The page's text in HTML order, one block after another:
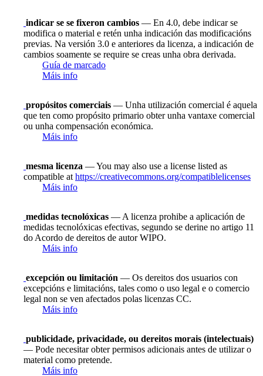
indicar se se fixeron cambios — En 4.0, debe indicar se
modifica o material e retén unha indicación das modificacións
previas. Na versión 3.0 e anteriores da licenza, a indicación de
cambios soamente se require se creas unha obra derivada.
Guía de marcado
Máis info
propósitos comerciais — Unha utilización comercial é aquela
que ten como propósito primario obter unha vantaxe comercial
ou unha compensación económica.
Máis info
mesma licenza — You may also use a license listed as
compatible at https://creativecommons.org/compatiblelicenses
Máis info
medidas tecnolóxicas — A licenza prohibe a aplicación de
medidas tecnolóxicas efectivas, segundo se derine no artigo 11
do Acordo de dereitos de autor WIPO.
Máis info
excepción ou limitación — Os dereitos dos usuarios con
excepcións e limitacións, tales como o uso legal e o comercio
legal non se ven afectados polas licenzas CC.
Máis info
publicidade, privacidade, ou dereitos morais (intelectuais)
— Pode necesitar obter permisos adicionais antes de utilizar o
material como pretende.
Máis info